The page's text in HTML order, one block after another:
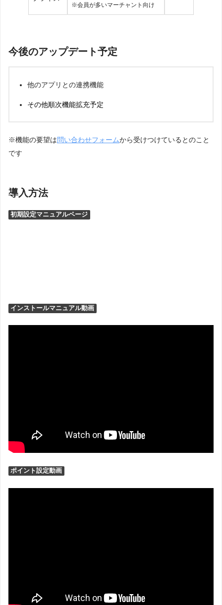
※会員が多いマーチャント向け
今後のアップデート予定
他のアプリとの連携機能
その他順次機能拡充予定
※機能の要望は問い合わせフォームから受けつけているとのこと
です
導入方法
初期設定マニュアルページ
インストールマニュアル動画
ポイント設定動画